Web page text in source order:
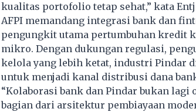
kualitas portofolio tetap sehat,” kata
AFPI memandang integrasi bank dan
pengungkit utama pertumbuhan kredit
mikro. Dengan dukungan regulasi,
kelola yang lebih ketat, industri Pindar
untuk menjadi kanal distribusi dana
“Kolaborasi bank dan Pindar bukan lagi
bagian dari arsitektur pembiayaan